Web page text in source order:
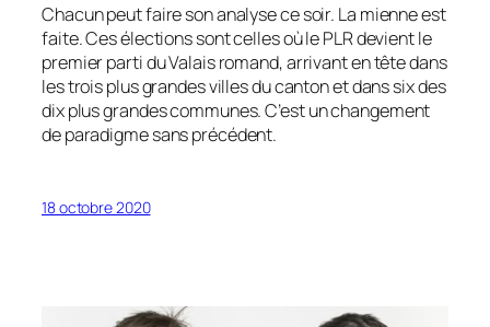
Chacun peut faire son analyse ce soir. La mienne est
faite. Ces élections sont celles où le PLR devient le
premier parti du Valais romand, arrivant en tête dans
les trois plus grandes villes du canton et dans six des
dix plus grandes communes. C’est un changement
de paradigme sans précédent.
18 octobre 2020